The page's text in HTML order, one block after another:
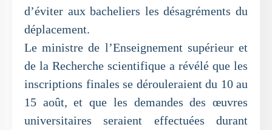
d’éviter aux bacheliers les désagréments du
déplacement.
Le ministre de l’Enseignement supérieur et
de la Recherche scientifique a révélé que les
inscriptions finales se dérouleraient du 10 au
15 août, et que les demandes des œuvres
universitaires seraient effectuées durant